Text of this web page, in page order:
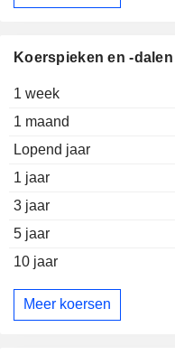
Koerspieken en -dalen
1 week
1 maand
Lopend jaar
1 jaar
3 jaar
5 jaar
10 jaar
Meer koersen